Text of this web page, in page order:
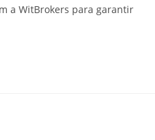
a WitBrokers para garantir